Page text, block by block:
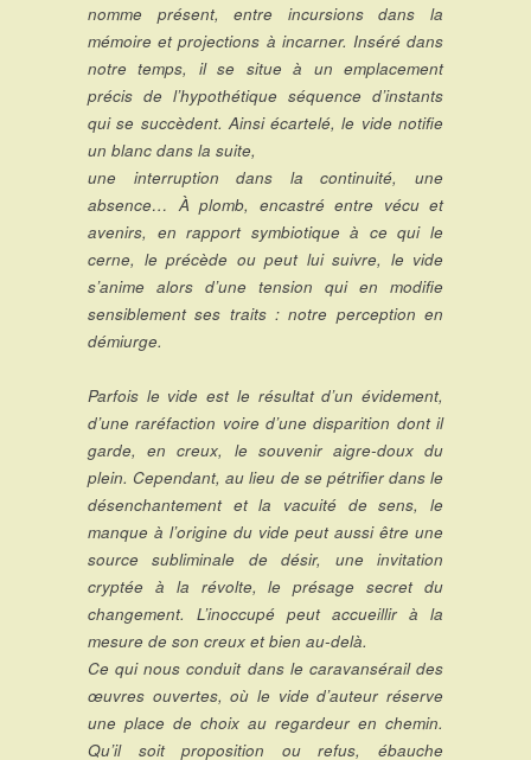
nomme présent, entre incursions dans la
mémoire et projections à incarner. Inséré dans
notre temps, il se situe à un emplacement
précis de l’hypothétique séquence d’instants
qui se succèdent. Ainsi écartelé, le vide notifie
un blanc dans la suite,
une interruption dans la continuité, une
absence… À plomb, encastré entre vécu et
avenirs, en rapport symbiotique à ce qui le
cerne, le précède ou peut lui suivre, le vide
s’anime alors d’une tension qui en modifie
sensiblement ses traits : notre perception en
démiurge.
Parfois le vide est le résultat d’un évidement,
d’une raréfaction voire d’une disparition dont il
garde, en creux, le souvenir aigre-doux du
plein. Cependant, au lieu de se pétrifier dans le
désenchantement et la vacuité de sens, le
manque à l’origine du vide peut aussi être une
source subliminale de désir, une invitation
cryptée à la révolte, le présage secret du
changement. L’inoccupé peut accueillir à la
mesure de son creux et bien au-delà.
Ce qui nous conduit dans le caravansérail des
œuvres ouvertes, où le vide d’auteur réserve
une place de choix au regardeur en chemin.
Qu’il soit proposition ou refus, ébauche